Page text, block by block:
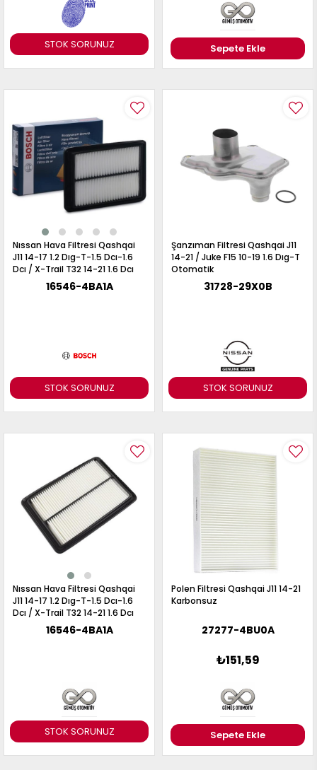
STOK SORUNUZ Sepete Ekle
STOK SORUNUZ
Nıssan Hava Filtresi Qashqai
J11 14-17 1.2 Dıg-T-1.5 Dcı-1.6
Dcı / X-Trail T32 14-21 1.6 Dcı
16546-4BA1A
STOK SORUNUZ
Şanzıman Filtresi Qashqai J11
14-21 / Juke F15 10-19 1.6 Dıg-T
Otomatik
31728-29X0B
STOK SORUNUZ
Nıssan Hava Filtresi Qashqai
J11 14-17 1.2 Dıg-T-1.5 Dcı-1.6
Dcı / X-Trail T32 14-21 1.6 Dcı
16546-4BA1A
Polen Filtresi Qashqai J11 14-21
Karbonsuz
27277-4BU0A
₺151,59
Sepete Ekle